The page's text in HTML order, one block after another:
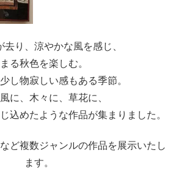
去り、涼やかな風を感じ、
る秋色を楽しむ。
し物寂しい感もある季節。
に、木々に、草花に、
込めたような作品が集まりました。
ど複数ジャンルの作品を展示いたし
ます。